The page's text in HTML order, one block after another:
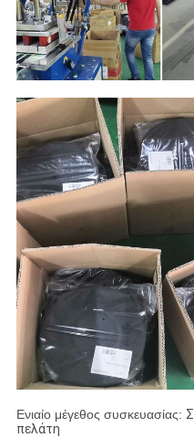
Ενιαίο μέγεθος συσκευασίας:
πελάτη